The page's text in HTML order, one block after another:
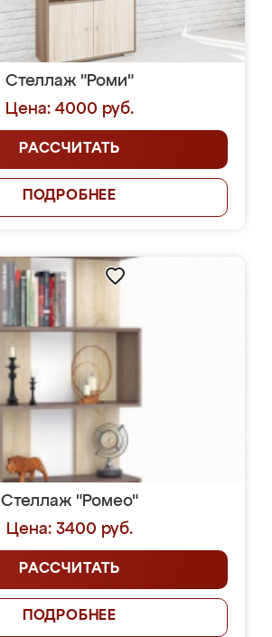
Стеллаж "Роми"
Цена: 4000 руб.
РАССЧИТАТЬ
ПОДРОБНЕЕ
Стеллаж "Ромео"
Цена: 3400 руб.
РАССЧИТАТЬ
ПОДРОБНЕЕ